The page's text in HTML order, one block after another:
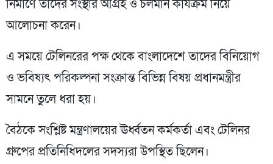
নির্মাণে তাদের সংস্থার আগ্রহ ও চলমান কার্যক্রম নিয়ে
আলোচনা করেন।
এ সময়ে টেলিনরের পক্ষ থেকে বাংলাদেশে তাদের বিনিয়োগ
ও ভবিষ্যৎ পরিকল্পনা সংক্রান্ত বিভিন্ন বিষয় প্রধানমন্ত্রীর
সামনে তুলে ধরা হয়।
বৈঠকে সংশ্লিষ্ট মন্ত্রণালয়ের ঊর্ধ্বতন কর্মকর্তা এবং টেলিনর
গ্রুপের প্রতিনিধিদলের সদস্যরা উপস্থিত ছিলেন।